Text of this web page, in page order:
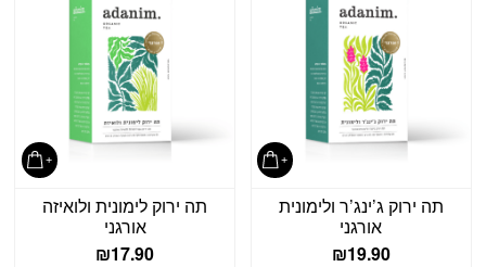
תה ירוק ג’ינג’ר ולימונית
אורגני
₪19.90
תה ירוק לימונית ולואיזה
אורגני
₪17.90